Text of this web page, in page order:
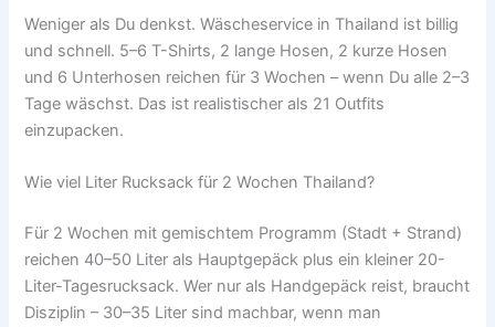
Weniger als Du denkst. Wäscheservice in Thailand ist billig
und schnell. 5–6 T-Shirts, 2 lange Hosen, 2 kurze Hosen
und 6 Unterhosen reichen für 3 Wochen – wenn Du alle 2–3
Tage wäschst. Das ist realistischer als 21 Outfits
einzupacken.
Wie viel Liter Rucksack für 2 Wochen Thailand?
Für 2 Wochen mit gemischtem Programm (Stadt + Strand)
reichen 40–50 Liter als Hauptgepäck plus ein kleiner 20-
Liter-Tagesrucksack. Wer nur als Handgepäck reist, braucht
Disziplin – 30–35 Liter sind machbar, wenn man